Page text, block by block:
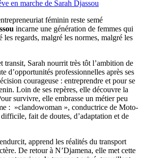
féminin reste semé
incarne une génération de femmes qui
les regards, malgré les normes, malgré les
transit, Sarah nourrit très tôt l’ambition de
d’opportunités professionnelles après ses
courageuse : entreprendre et pour se
Loin de ses repères, elle découvre la
survivre, elle embrasse un métier peu
: »clandowoman », conductrice de Moto-
fait de doutes, d’adaptation et de
apprend les réalités du transport
De retour à N’Djamena, elle met cette